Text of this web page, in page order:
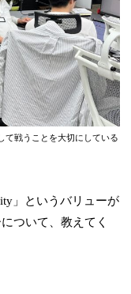
戦うことを大切にしている
」というバリューが
ついて、教えてく